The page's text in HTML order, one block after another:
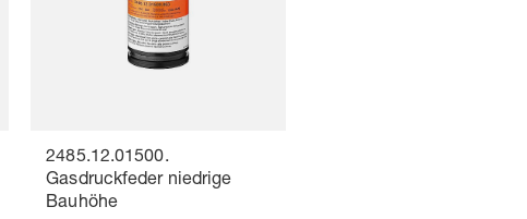
2485.12.01500.
Gasdruckfeder niedrige
Bauhöhe